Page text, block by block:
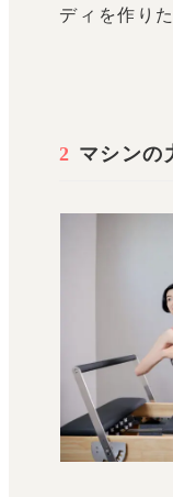
ディを作り
2 マシンの